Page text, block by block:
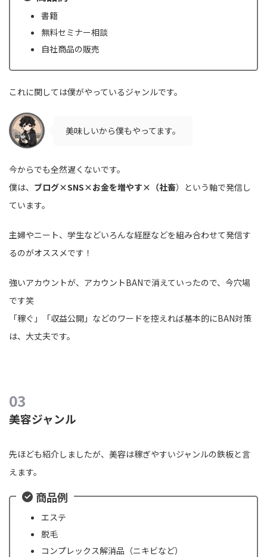
書籍
無料セミナー相談
自社商品の販売
これに関しては僕がやっているジャンルです。
美味しいから僕もやってます。
今からでも全然遅くないです。
僕は、 ブログ×SNS×お金を増やす×（社畜）という軸で発信し
ています。
主婦やニート、学生などいろんな経歴などを組み合わせて発信す
るのがオススメです！
強いアカウントが、アカウントBANで消えていったので、今穴場
です笑
「稼ぐ」「収益公開」などのワードを控えれば基本的にBAN対策
は、大丈夫です。
美容ジャンル
先ほども紹介しましたが、美容は稼ぎやすいジャンルの鉄板と言
えます。
商品例
エステ
脱毛
コンプレックス解消品（ニキビなど）